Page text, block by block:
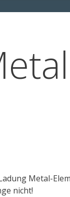
Metal-
nicht!